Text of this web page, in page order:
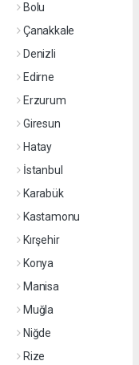
Bolu
Çanakkale
Denizli
Edirne
Erzurum
Giresun
Hatay
İstanbul
Karabük
Kastamonu
Kırşehir
Konya
Manisa
Muğla
Niğde
Rize